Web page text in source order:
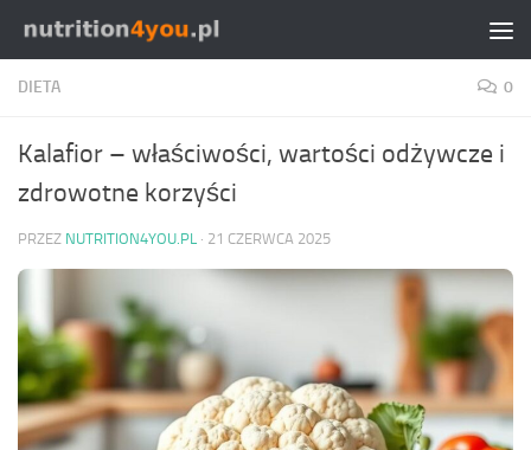
Przejdź do treści
DIETA 0
Kalafior – właściwości, wartości odżywcze i
zdrowotne korzyści
PRZEZ NUTRITION4YOU.PL · 21 CZERWCA 2025